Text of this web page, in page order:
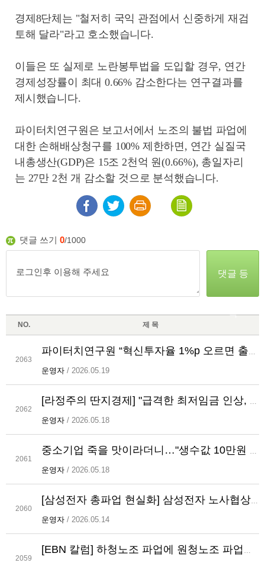
경제8단체는 "철저히 국익 관점에서 신중하게 재검
토해 달라"라고 호소했습니다.
이들은 또 실제로 노란봉투법을 도입할 경우, 연간
경제성장률이 최대 0.66% 감소한다는 연구결과를
제시했습니다.
파이터치연구원은 보고서에서 노조의 불법 파업에
대한 손해배상청구를 100% 제한하면, 연간 실질국
내총생산(GDP)은 15조 2천억 원(0.66%), 총일자리
는 27만 2천 개 감소할 것으로 분석했습니다.
댓글 쓰기 0/1000
댓글 등
록
NO. 제 목
2063
파이터치연구원 “혁신투자율 1%p 오르면 출산율 0.04명 증가”
운영자 / 2026.05.19
2062
[라정주의 딴지경제] "급격한 최저임금 인상, 자영업자 큰 타격"
운영자 / 2026.05.18
2061
중소기업 죽을 맛이라더니…"생수값 10만원 못 내서 야반도주"
운영자 / 2026.05.18
2060
[삼성전자 총파업 현실화] 삼성전자 노사협상이 중요한 이유…반도체뿐 아니라 국가 경쟁력 하락 ‘불가피’
운영자 / 2026.05.14
2059
[EBN 칼럼] 하청노조 파업에 원청노조 파업까지 더해진다면